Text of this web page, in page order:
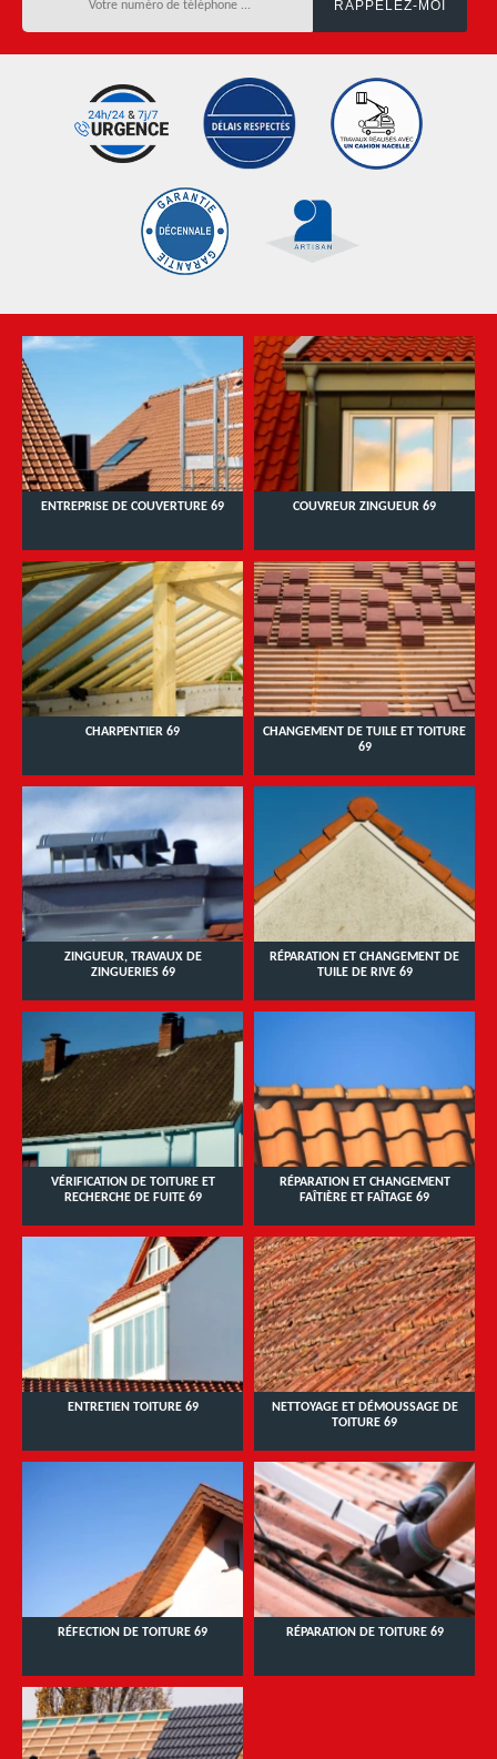
ENTREPRISE DE COUVERTURE 69 COUVREUR ZINGUEUR 69
CHARPENTIER 69
CHANGEMENT DE TUILE ET TOITURE
69
ZINGUEUR, TRAVAUX DE
ZINGUERIES 69
RÉPARATION ET CHANGEMENT DE
TUILE DE RIVE 69
VÉRIFICATION DE TOITURE ET
RECHERCHE DE FUITE 69
RÉPARATION ET CHANGEMENT
FAÎTIÈRE ET FAÎTAGE 69
ENTRETIEN TOITURE 69
NETTOYAGE ET DÉMOUSSAGE DE
TOITURE 69
RÉFECTION DE TOITURE 69 RÉPARATION DE TOITURE 69